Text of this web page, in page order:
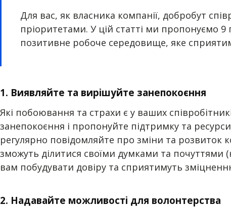
Для вас, як власника компанії, добробут
пріоритетами. У цій статті ми пропонуємо
позитивне робоче середовище, яке
1. Виявляйте та вирішуйте занепокоєння
Які побоювання та страхи є у ваших
занепокоєння і пропонуйте підтримку та
регулярно повідомляйте про зміни та розвиток
зможуть ділитися своїми думками та почуттями
вам побудувати довіру та сприятимуть
2. Надавайте можливості для волонтерства